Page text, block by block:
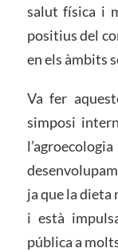
salut física i
positius del
en els àmbits
Va fer
simposi
ja que la dieta
i està
pública a